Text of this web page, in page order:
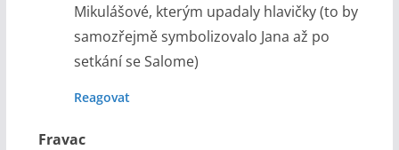
Mikulášové, kterým upadaly hlavičky (to by
samozřejmě symbolizovalo Jana až po
setkání se Salome)
Reagovat
Fravac